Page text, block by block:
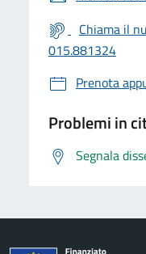
Chiama il
015.881324
Prenota
Problemi in
Segnala